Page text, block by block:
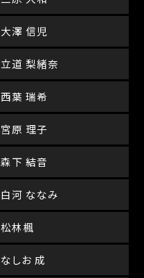
大澤 信児
立道 梨緒奈
西葉 瑞希
宮原 理子
森下 結音
白河 ななみ
松林楓
なしお 成